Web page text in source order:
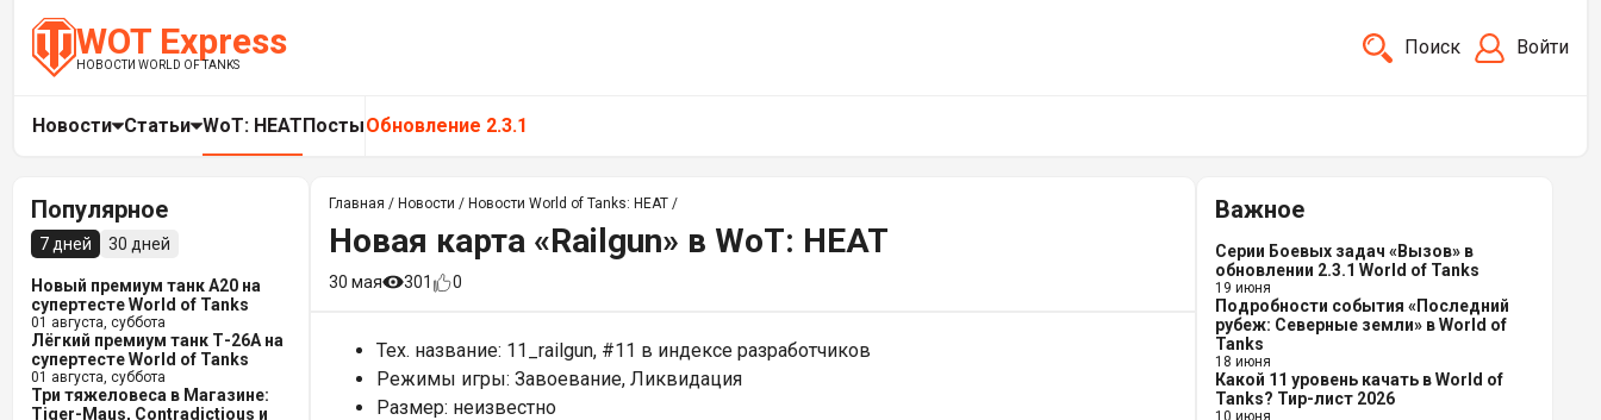
WOT Express
НОВОСТИ WORLD OF TANKS
Поиск Войти
Новости Статьи WoT: HEATПостыОбновление 2.3.1
Популярное
7 дней 30 дней
Новый премиум танк A20 на
супертесте World of Tanks
01 августа, суббота
Лёгкий премиум танк Т-26А на
супертесте World of Tanks
01 августа, суббота
Три тяжеловеса в Магазине:
Tiger-Maus, Contradictious и
Главная / Новости / Новости World of Tanks: HEAT /
Новая карта «Railgun» в WoT: HEAT
30 мая 301 0
Тех. название: 11_railgun, #11 в индексе разработчиков
Режимы игры: Завоевание, Ликвидация
Размер: неизвестно
Важное
Серии Боевых задач «Вызов» в
обновлении 2.3.1 World of Tanks
19 июня
Подробности события «Последний
рубеж: Северные земли» в World of
Tanks
18 июня
Какой 11 уровень качать в World of
Tanks? Тир-лист 2026
10 июня